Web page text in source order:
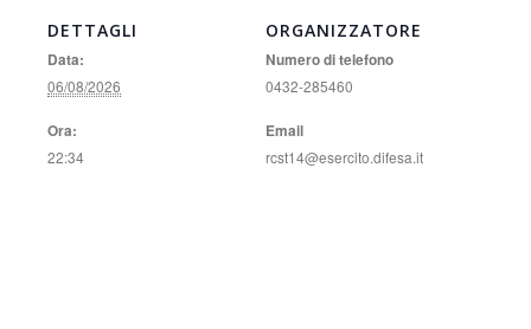
DETTAGLI
Data:
06/08/2026
Ora:
22:34
ORGANIZZATORE
Numero di telefono
0432-285460
Email
rcst14@esercito.difesa.it